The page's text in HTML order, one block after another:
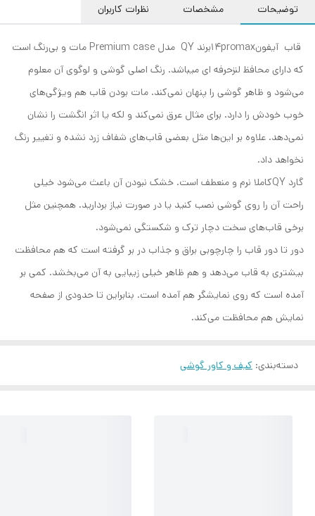
توضیحات مشخصات نظرات کاربران
قاب آیفون14promaxبرند QY مدل Premium case مات و بی‌رنگ است
که دارای محافظ لنزحرفه ای میباشد. رنگ اصلی گوشی و لوگوی آن معلوم
می‌شود و ظاهر گوشی را پنهان نمی‌کند. مات بودن قاب هم ویژگی‌های
خوب خودش را دارد. برای مثال عرق نمی‌کند و لکه یا اثر انگشت را نشان
نمی‌دهد. علاوه بر این‌ها مثل بعضی قاب‌های شفاف زرد نشده و تغییر رنگ
نخواهد داد.
گارد QYکاملا نرم و منعطف است. خشک نبودن آن باعث می‌شود خیلی
راحت آن را روی گوشی نصب کنید یا در صورت نیاز بردارید. همچنین مثل
برخی قاب‌های سخت دچار ترک و شکستگی نمی‌شود.
دور تا دور قاب را چارچوبی براق و جذاب در بر گرفته است که هم محافظت
بیشتری به قاب می‌دهد و هم ظاهر خیلی زیبایی به آن می‌بخشد. کمی بر
آمده است که روی نمایشگر هم آمده است. بنابراین تا حدودی از صفحه
نمایش هم محافظت می‌کند.
دسته‌بندی: کیف و کاور گوشی